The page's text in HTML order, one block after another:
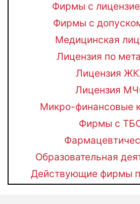
Фирмы с
Фирмы с
Медицинская
Лицензия по
Лицензия
Лицензия
Микро-финансовые
Фирмы с
Образовательная
Действующие фирмы